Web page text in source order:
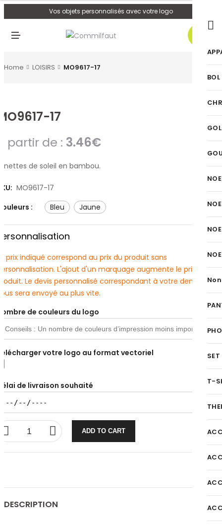
Vos objets personnalisés avec votre logo
U
0
Home LOISIRS MO9617-17
17
partir de : 3.46€
de soleil en bambou.
MO9617-17
:
bleu jaune
prix indiqué correspond au prix du produit sans
L'ajout d'un marquage augmente le prix du
Le devis personnalisé correspondant à votre demande
sera envoyé au plus vite.
de couleurs du logo
votre logo au format vectoriel
de livraison souhaité
ADD TO CART
DESCRIPTION
BOL
T-